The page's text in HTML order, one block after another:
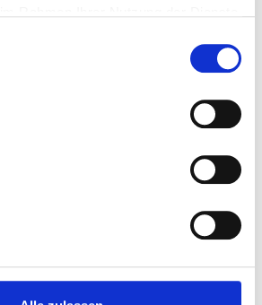
Buchung
per Mail und